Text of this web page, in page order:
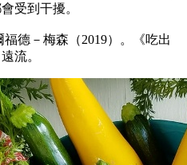
受到干擾。
福德－梅森（2019）。《吃出
流。